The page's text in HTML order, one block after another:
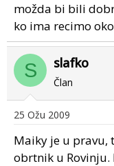
možda bi bili
ko ima recimo
S slafko
Član
25 Ožu 2009
Maiky je u pravu,
obrtnik u Rovinju.